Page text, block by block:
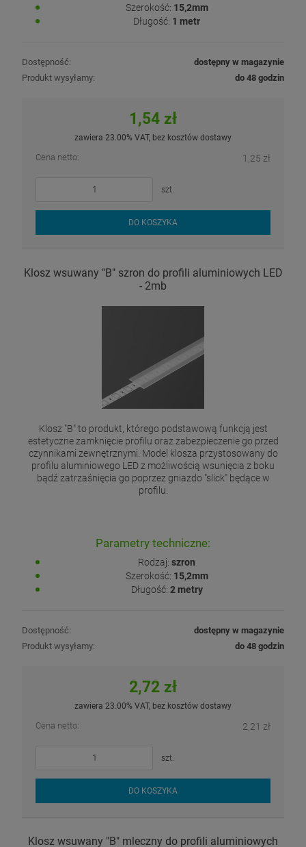
Szerokość: 15,2mm
Długość: 1 metr
Dostępność:
dostępny w magazynie
Produkt wysyłamy:
do 48 godzin
1,54 zł
zawiera 23.00% VAT, bez kosztów dostawy
Cena netto: 1,25 zł
szt.
DO KOSZYKA
Klosz wsuwany "B" szron do profili aluminiowych LED
- 2mb
Klosz "B" to produkt, którego podstawową funkcją jest
estetyczne zamknięcie profilu oraz zabezpieczenie go przed
czynnikami zewnętrznymi. Model klosza przystosowany do
profilu aluminiowego LED z możliwością wsunięcia z boku
bądź zatrzaśnięcia go poprzez gniazdo "slick" będące w
profilu.
Parametry techniczne:
Rodzaj: szron
Szerokość: 15,2mm
Długość: 2 metry
Dostępność:
dostępny w magazynie
Produkt wysyłamy:
do 48 godzin
2,72 zł
zawiera 23.00% VAT, bez kosztów dostawy
Cena netto: 2,21 zł
szt.
DO KOSZYKA
Klosz wsuwany "B" mleczny do profili aluminiowych